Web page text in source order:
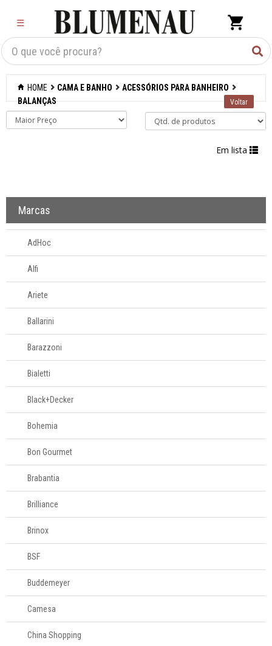
☰
Criar Lista×
Organização
Cozinha
Eletros
Acessórios para
banheiro
banheiro
Porta-algodão
Porta-escovas
Porta-escovas
para banheiro
Porta-papel
Porta-sabonete
Porta-toalhas
Saboneteiras
Aromatizantes
Cobertores e
mantas
Colchas
Complementos
para cama
Cortinas
HOME CAMA E BANHO
ACESSÓRIOS PARA BANHEIRO
BALANÇAS
Em lista
Marcas
AdHoc
Alfi
Ariete
Ballarini
Barazzoni
Bialetti
Black+Decker
Bohemia
Bon Gourmet
Brabantia
Brilliance
Brinox
BSF
Buddemeyer
Camesa
China Shopping